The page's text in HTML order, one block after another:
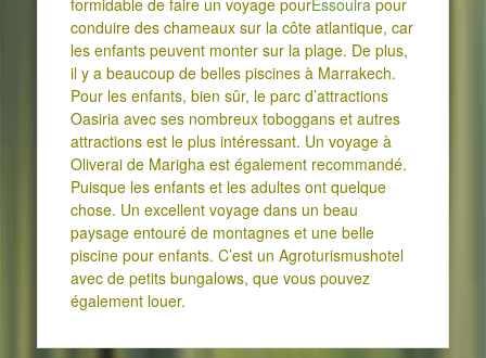
conduire des chameaux sur la côte atlantique, car
les enfants peuvent monter sur la plage. De plus,
il y a beaucoup de belles piscines à Marrakech.
Pour les enfants, bien sûr, le parc d’attractions
Oasiria avec ses nombreux toboggans et autres
attractions est le plus intéressant. Un voyage à
Oliverai de Marigha est également recommandé.
Puisque les enfants et les adultes ont quelque
chose. Un excellent voyage dans un beau
paysage entouré de montagnes et une belle
piscine pour enfants. C’est un Agroturismushotel
avec de petits bungalows, que vous pouvez
également louer.